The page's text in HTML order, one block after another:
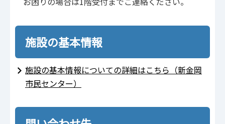
施設の基本情報
施設の基本情報についての詳細はこちら（新金岡
市民センター）